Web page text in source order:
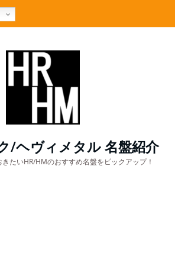
/ヘヴィメタル 名盤紹介
たいHR/HMのおすすめ名盤をピックアップ！